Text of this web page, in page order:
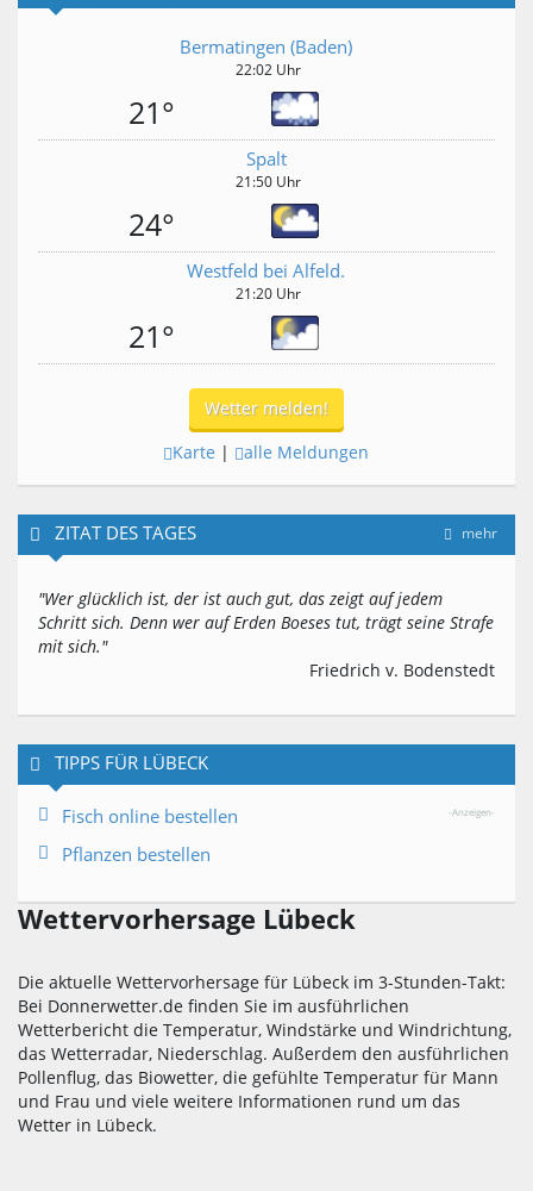
Bermatingen (Baden)
22:02 Uhr
21°
Spalt
21:50 Uhr
24°
Westfeld bei Alfeld.
21:20 Uhr
21°
Wetter melden!
Karte | alle Meldungen
mehr
ZITAT DES TAGES
"Wer glücklich ist, der ist auch gut, das zeigt auf jedem
Schritt sich. Denn wer auf Erden Boeses tut, trägt seine Strafe
mit sich."
Friedrich v. Bodenstedt
TIPPS FÜR LÜBECK
-Anzeigen-
Fisch online bestellen
Pflanzen bestellen
Wettervorhersage Lübeck
Die aktuelle Wettervorhersage für Lübeck im 3-Stunden-Takt:
Bei Donnerwetter.de finden Sie im ausführlichen
Wetterbericht die Temperatur, Windstärke und Windrichtung,
das Wetterradar, Niederschlag. Außerdem den ausführlichen
Pollenflug, das Biowetter, die gefühlte Temperatur für Mann
und Frau und viele weitere Informationen rund um das
Wetter in Lübeck.